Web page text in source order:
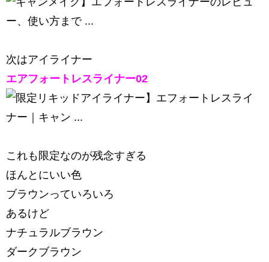
次はアイライナー
エアフォートレスライナー02
これも限定なのが残念すぎる
ほんとにいい色
ブラウンっていろいろ
あるけど
ナチュラルブラウン
ダークブラウン